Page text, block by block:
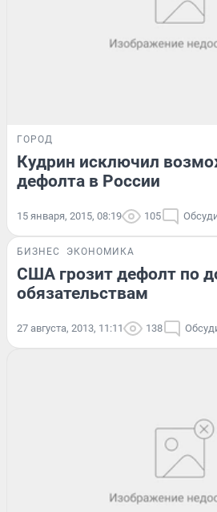
ГОРОД
Кудрин исключил
дефолта в России
15 января, 2015, 08:19 105
БИЗНЕС ЭКОНОМИКА
США грозит дефолт по
обязательствам
27 августа, 2013, 11:11 138